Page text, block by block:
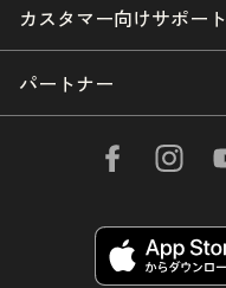
カスタマー向けサポート
パートナー